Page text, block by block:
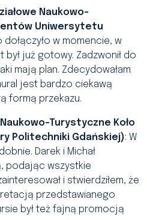
Naukowo-
Uniwersytetu
dołączyło w momencie, w
był już gotowy. Zadzwonił do
mają plan. Zdecydowałam
jest bardzo ciekawą
formą przekazu.
Naukowo-Turystyczne Koło
Politechniki Gdańskiej): W
Darek i Michał
podając wszystkie
i stwierdziłem, że
przedstawianego
był też fajną promocją